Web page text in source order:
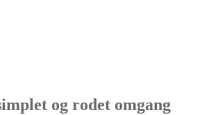
og rodet omgang